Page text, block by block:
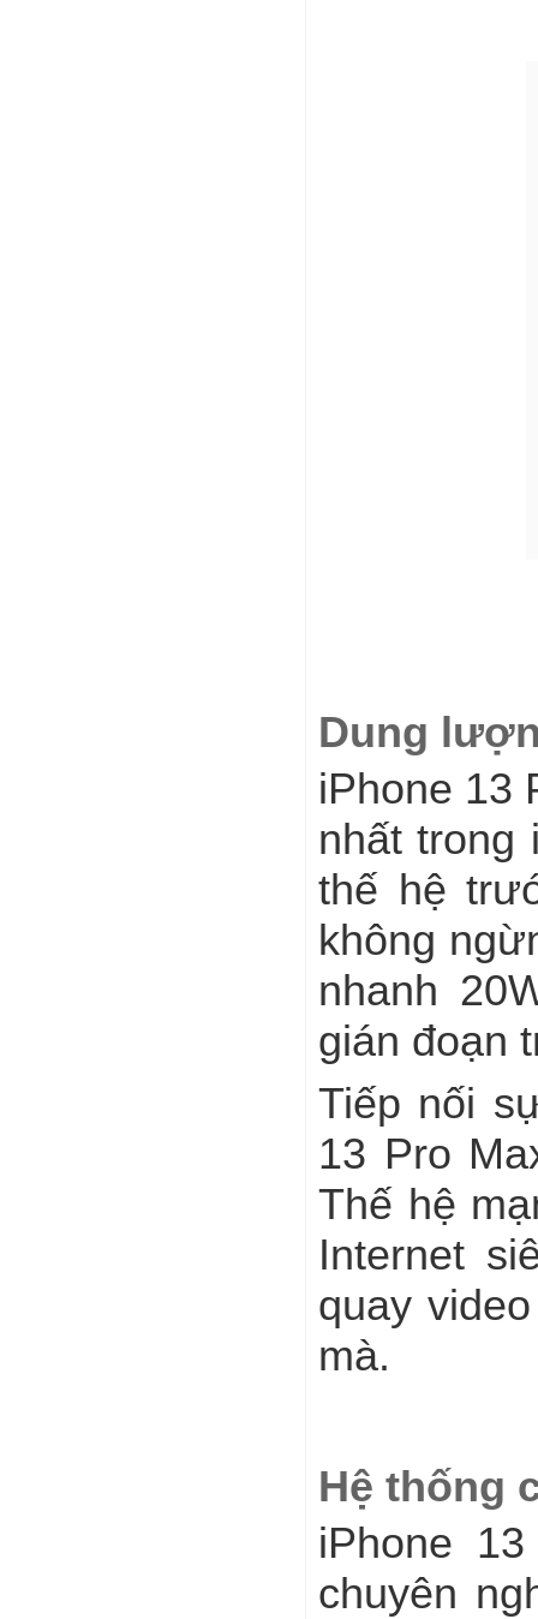
Dung
iPhone 13
nhất trong
thế hệ
không
nhanh
gián đoạn
Tiếp nối
13 Pro
Thế hệ
Internet
quay
mà.
Hệ thống
iPhone
chuyên